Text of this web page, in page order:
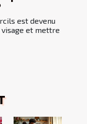
est devenu
et mettre